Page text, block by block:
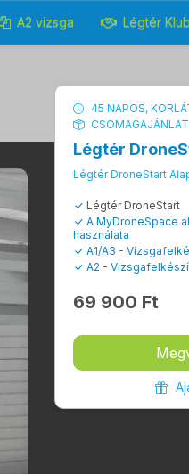
A2 vizsga Légtér Klub
45 NAPOS,
CSOMAGAJÁNLAT
Légtér
Légtér DroneStart
Légtér DroneStart
A MyDroneSpace
használata
A1/A3 -
A2 -
69 900 Ft